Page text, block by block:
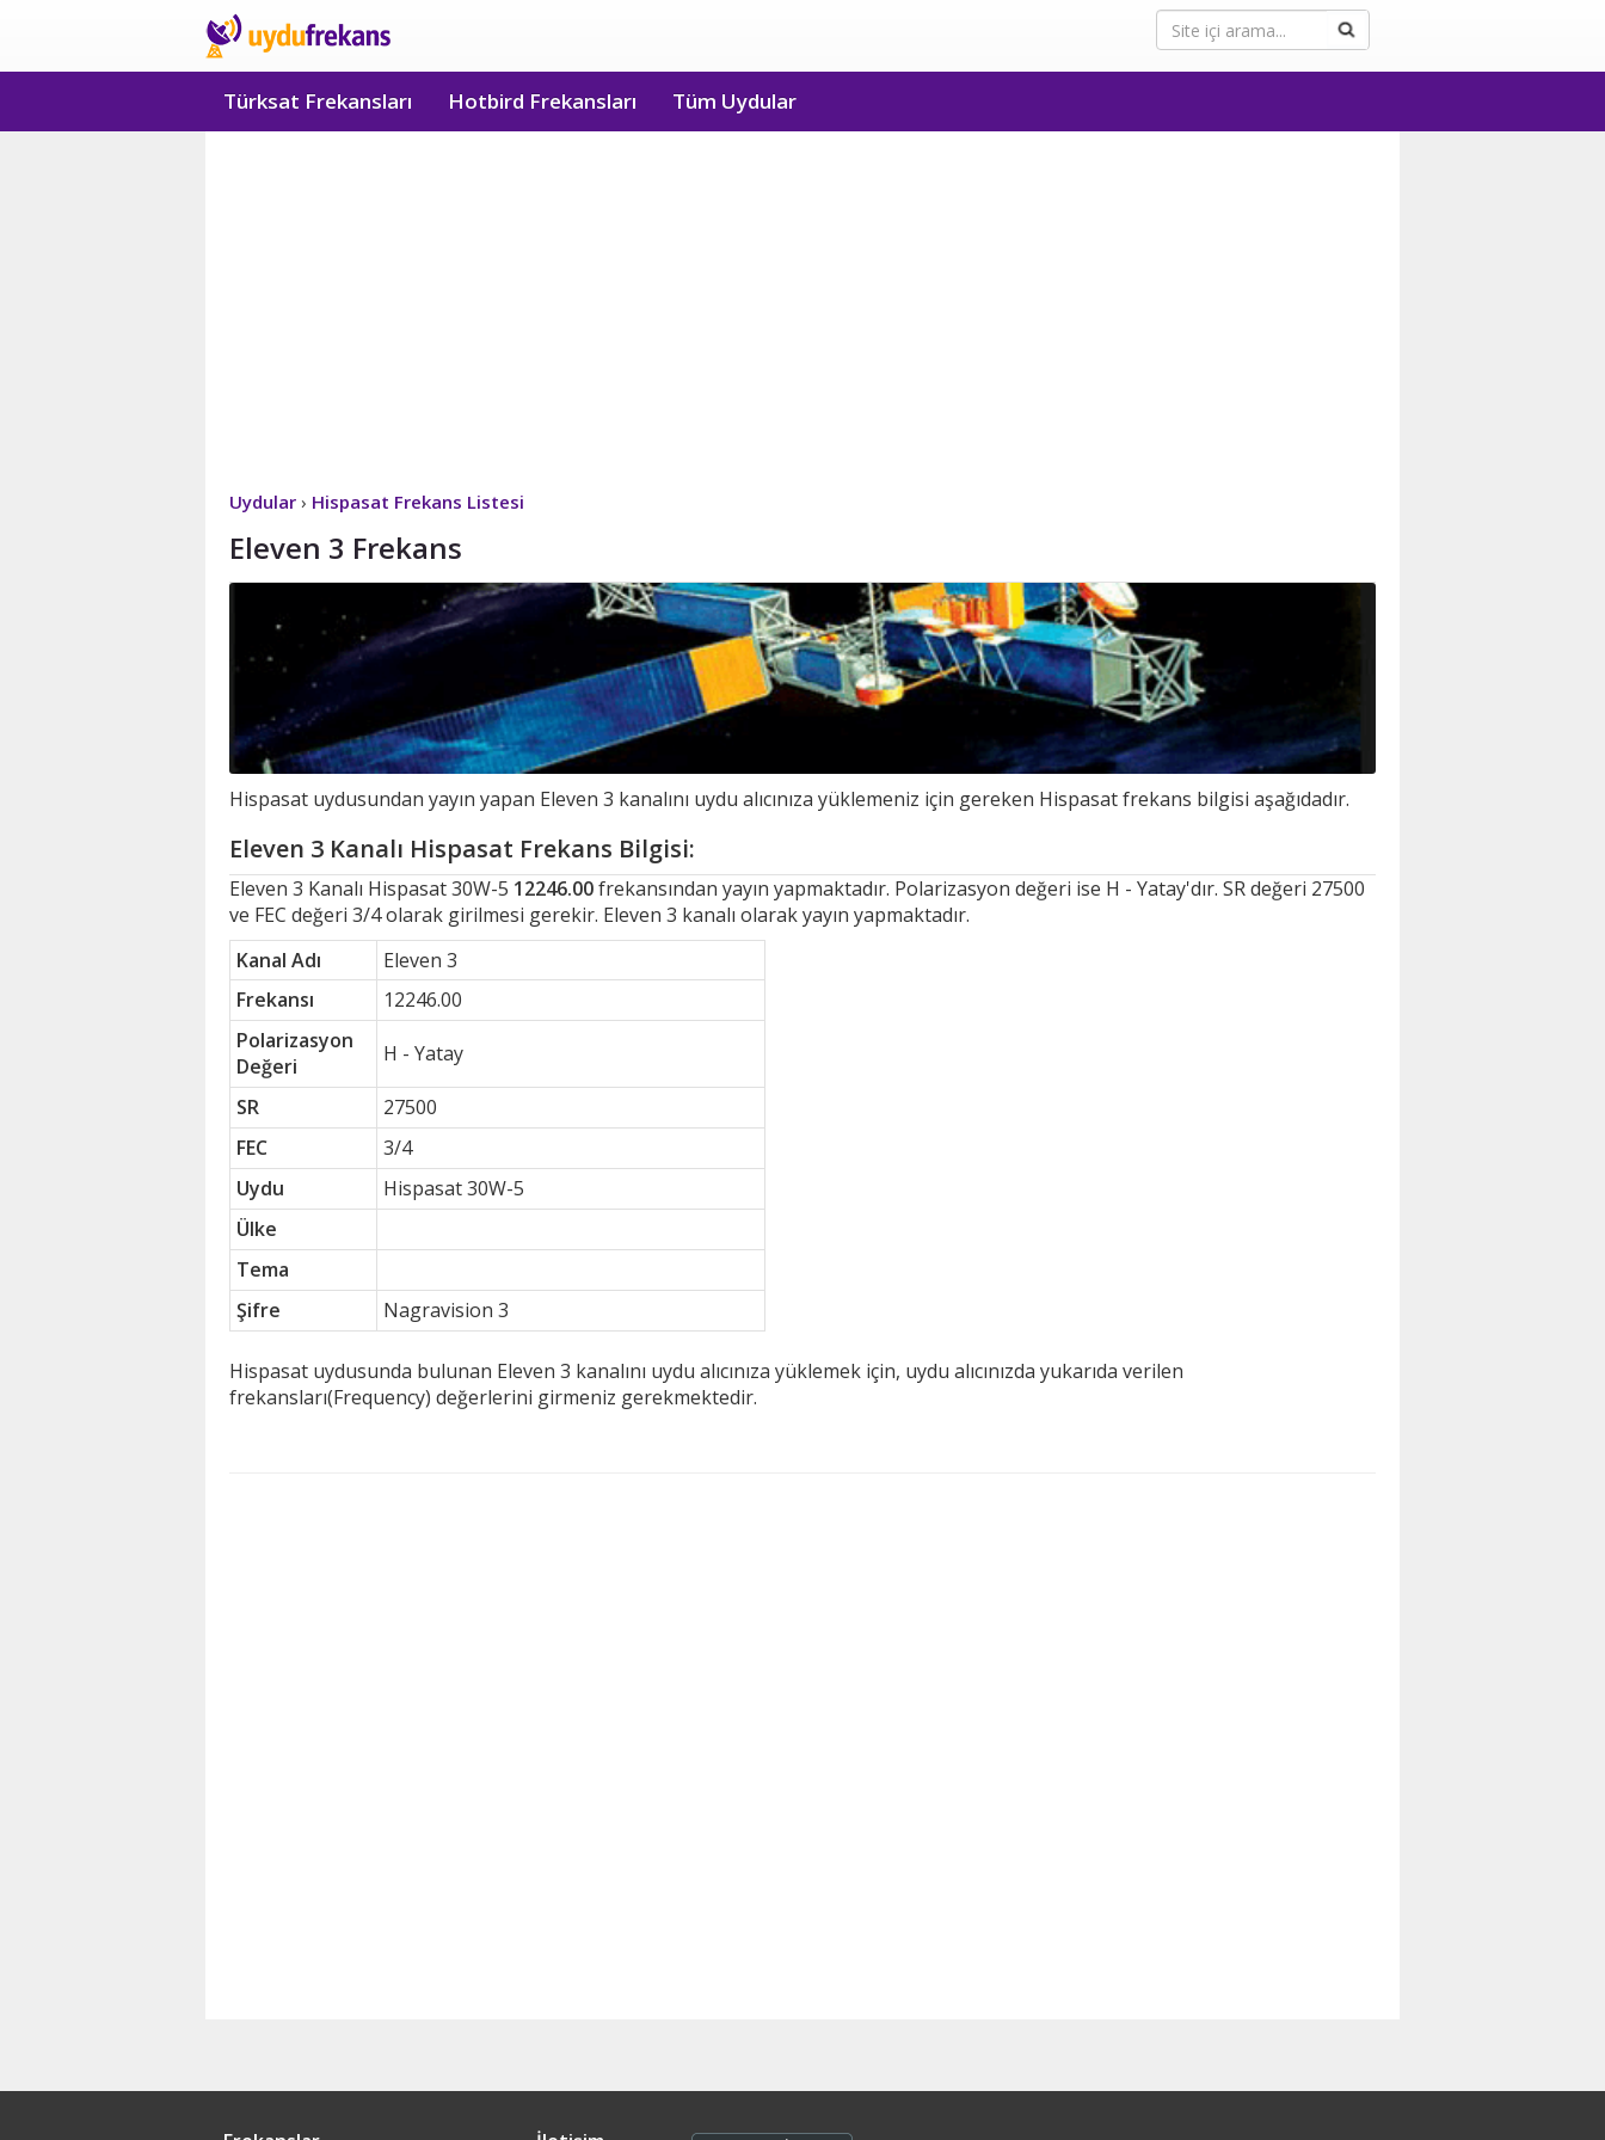
Türksat Frekansları Hotbird Frekansları Tüm Uydular
Uydular › Hispasat Frekans Listesi
Eleven 3 Frekans
Hispasat uydusundan yayın yapan Eleven 3 kanalını uydu alıcınıza yüklemeniz için gereken Hispasat frekans bilgisi aşağıdadır.
Eleven 3 Kanalı Hispasat Frekans Bilgisi:
Eleven 3 Kanalı Hispasat 30W-5 12246.00frekansından yayın yapmaktadır. Polarizasyon değeri ise H - Yatay'dır. SR değeri 27500
ve FEC değeri 3/4 olarak girilmesi gerekir. Eleven 3 kanalı olarak yayın yapmaktadır.
Kanal Adı
Eleven 3
Frekansı
12246.00
Polarizasyon
Değeri
H - Yatay
SR
27500
FEC
3/4
Uydu
Hispasat 30W-5
Ülke
Tema
Şifre
Nagravision 3
Hispasat uydusunda bulunan Eleven 3 kanalını uydu alıcınıza yüklemek için, uydu alıcınızda yukarıda verilen
frekansları(Frequency) değerlerini girmeniz gerekmektedir.